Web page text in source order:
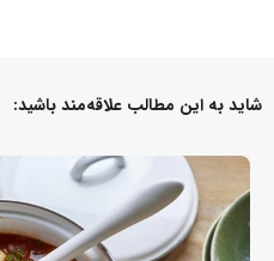
شاید به این مطالب علاقه‌مند باشید: